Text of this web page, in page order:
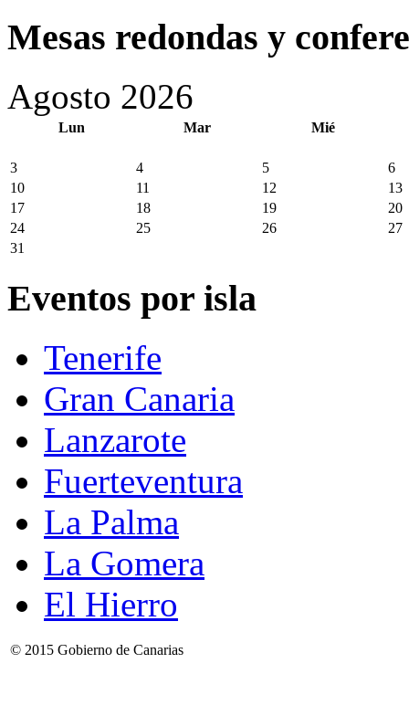
Mesas redondas y
Agosto 2026
Lun Mar Mié
3 4 5
6
10
11 12
13
17
18 19
20
24
25 26
27
31
Eventos por isla
Tenerife
Gran Canaria
Lanzarote
Fuerteventura
La Palma
La Gomera
El Hierro
© 2015 Gobierno de Canarias